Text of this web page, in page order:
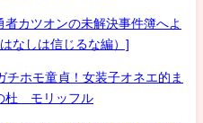
カツオンの未解決事件簿へよ
なしは信じるな編）]
ホモ童貞！女装子オネエ的ま
杜 モリッフル